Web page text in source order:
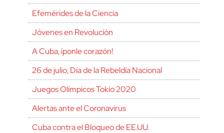
Efemérides de la Ciencia
Jóvenes en Revolución
A Cuba, ¡ponle corazón!
26 de julio, Día de la Rebeldía Nacional
Juegos Olímpicos Tokio 2020
Alertas ante el Coronavirus
Cuba contra el Bloqueo de EE.UU.